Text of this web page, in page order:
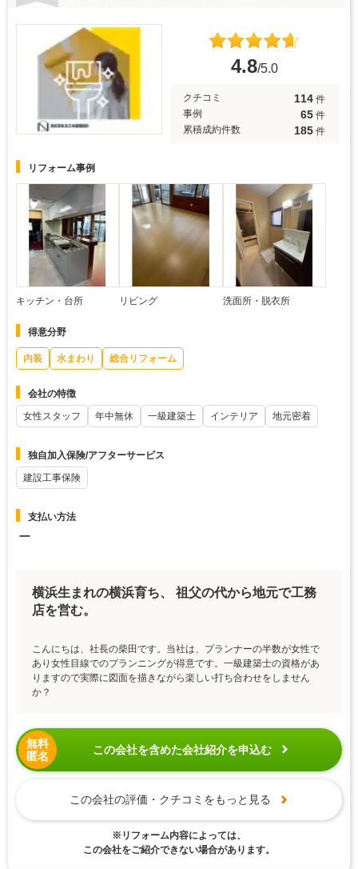
4.8/5.0
クチコミ 114 件
事例
65 件
累積成約件数
185 件
リフォーム事例
キッチン・台所 リビング 洗面所・脱衣所
得意分野
内装 水まわり 総合リフォーム
会社の特徴
女性スタッフ
年中無休 一級建築士 インテリア 地元密着
独自加入保険/アフターサービス
建設工事保険
支払い方法
ー
横浜生まれの横浜育ち、 祖父の代から地元で工務
店を営む。
こんにちは、社長の柴田です。当社は、プランナーの半数が女性で
あり女性目線でのプランニングが得意です。一級建築士の資格があ
りますので実際に図面を描きながら楽しい打ち合わせをしません
か？
無料
匿名
この会社を含めた会社紹介を申込む
この会社の評価・クチコミをもっと見る
※リフォーム内容によっては、
この会社をご紹介できない場合があります。